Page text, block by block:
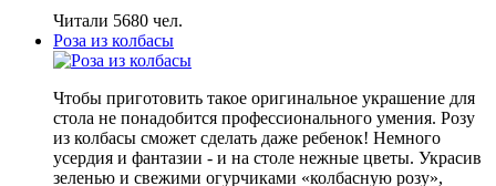
Читали 5680 чел.
Роза из колбасы
Чтобы приготовить такое оригинальное украшение для
стола не понадобится профессионального умения. Розу
из колбасы сможет сделать даже ребенок! Немного
усердия и фантазии - и на столе нежные цветы. Украсив
зеленью и свежими огурчиками «колбасную розу»,